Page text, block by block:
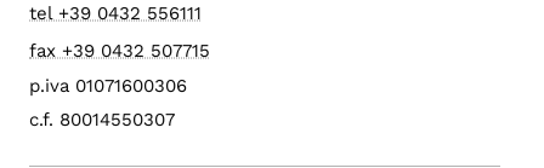
tel +39 0432 556111
fax +39 0432 507715
p.iva 01071600306
c.f. 80014550307